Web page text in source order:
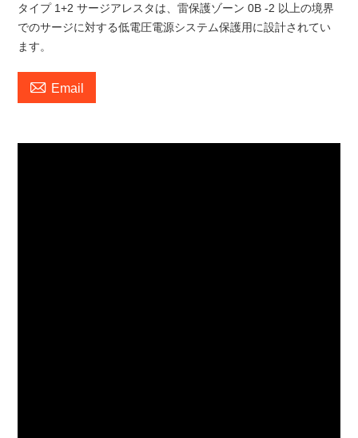
タイプ 1+2 サージアレスタは、雷保護ゾーン 0B -2 以上の境界
でのサージに対する低電圧電源システム保護用に設計されてい
ます。
 Email